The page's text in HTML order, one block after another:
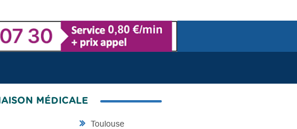
MÉDICALE
Toulouse